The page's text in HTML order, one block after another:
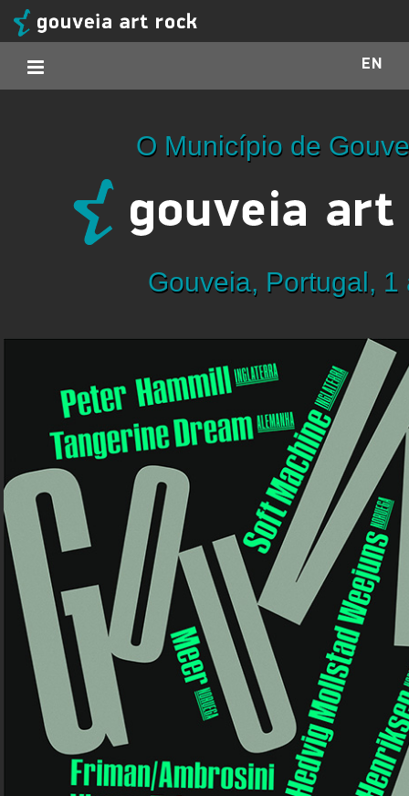
EN
O Município de
Gouveia, Portugal, 1